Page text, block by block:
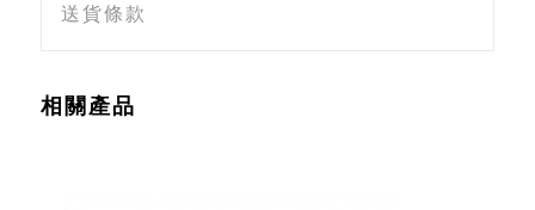
送貨條款
相關產品